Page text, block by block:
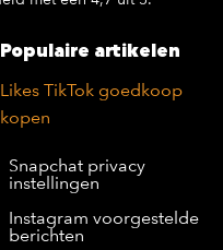
Populaire artikelen
Likes TikTok goedkoop
kopen
Snapchat privacy
instellingen
Instagram voorgestelde
berichten